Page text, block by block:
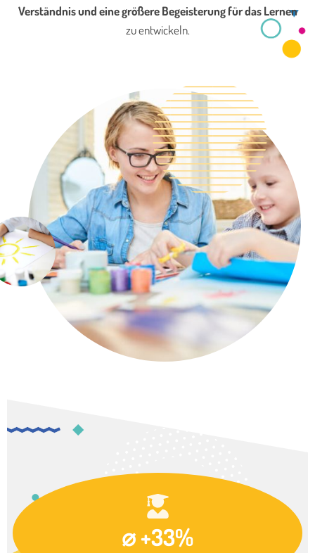
Verständnis und eine größere Begeisterung für das Lernen
zu entwickeln.
⌀ +33%